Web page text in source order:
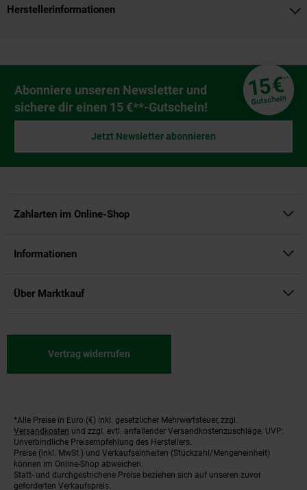
Herstellerinformationen
Newsletter Anmeldung
Abonniere unseren Newsletter und
sichere dir einen 15 €**-Gutschein!
15€**
Gutschein
Jetzt Newsletter abonnieren
Zahlarten im Online-Shop
Informationen
Über Marktkauf
Vertrag widerrufen
Fußnoten
*Alle Preise in Euro (€) inkl. gesetzlicher Mehrwertsteuer, zzgl.
Versandkosten und zzgl. evtl. anfallender Versandkostenzuschläge. UVP:
Unverbindliche Preisempfehlung des Herstellers.
Preise (inkl. MwSt.) und Verkaufseinheiten (Stückzahl/Mengeneinheit)
können im Online-Shop abweichen.
Statt- und durchgestrichene Preise beziehen sich auf unseren zuvor
geforderten Verkaufspreis.